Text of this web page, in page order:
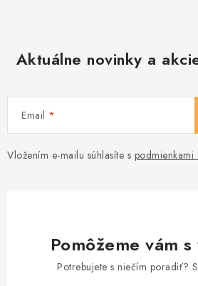
Aktuálne novinky a
Email
Vložením e-mailu súhlasíte s
Pomôžeme vám
Potrebujete s niečím poradiť?